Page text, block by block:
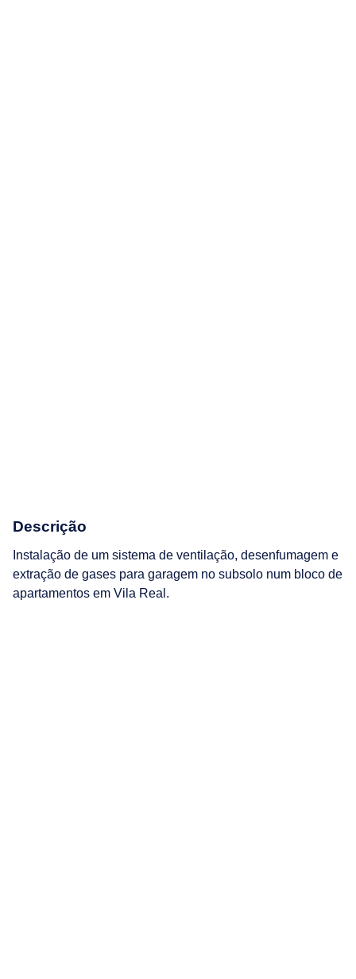
Descrição
Instalação de um sistema de ventilação, desenfumagem e
extração de gases para garagem no subsolo num bloco de
apartamentos em Vila Real.